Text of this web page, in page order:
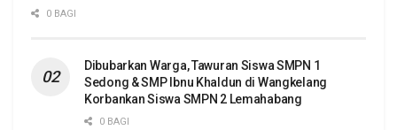
0 BAGI
Dibubarkan Warga, Tawuran Siswa SMPN 1
Sedong & SMP Ibnu Khaldun di Wangkelang
Korbankan Siswa SMPN 2 Lemahabang
0 BAGI